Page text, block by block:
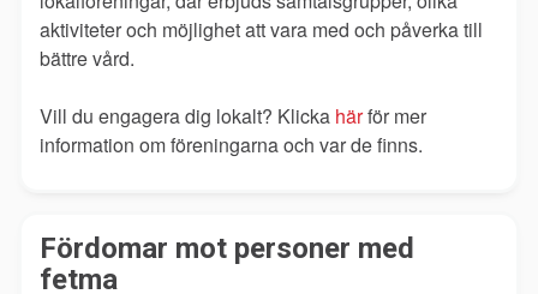
aktiviteter och möjlighet att vara med och påverka till
bättre vård.
Vill du engagera dig lokalt? Klicka härför mer
information om föreningarna och var de finns.
Fördomar mot personer med
fetma